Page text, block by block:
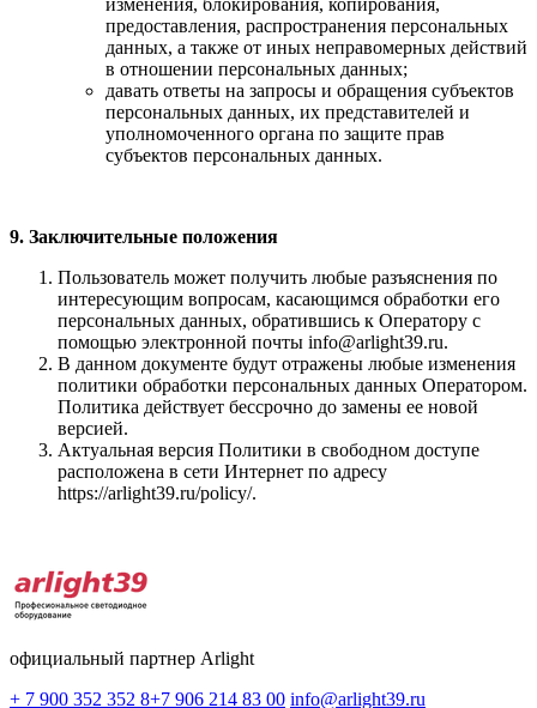
предоставления, распространения персональных
данных, а также от иных неправомерных действий
в отношении персональных данных;
давать ответы на запросы и обращения субъектов
персональных данных, их представителей и
уполномоченного органа по защите прав
субъектов персональных данных.
9. Заключительные положения
Пользователь может получить любые разъяснения по
интересующим вопросам, касающимся обработки его
персональных данных, обратившись к Оператору с
помощью электронной почты info@arlight39.ru.
В данном документе будут отражены любые изменения
политики обработки персональных данных Оператором.
Политика действует бессрочно до замены ее новой
версией.
Актуальная версия Политики в свободном доступе
расположена в сети Интернет по адресу
https://arlight39.ru/policy/.
официальный партнер Arlight
+ 7 900 352 352 8+7 906 214 83 00 info@arlight39.ru